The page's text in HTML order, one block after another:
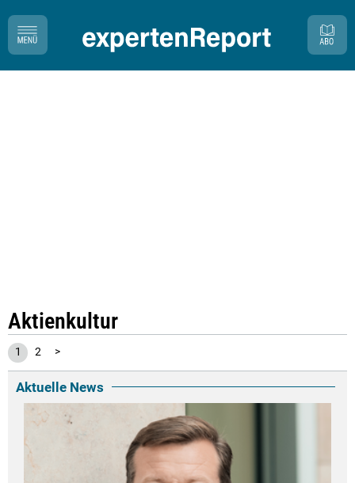
Aktienkultur
1 2 >
Aktuelle News